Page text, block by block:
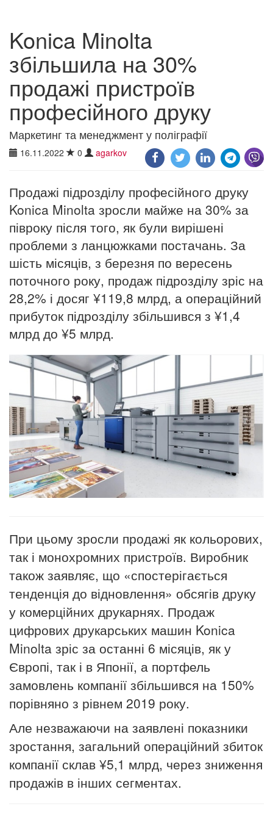
Konica Minolta
збільшила на 30%
продажі пристроїв
професійного друку
Маркетинг та менеджмент у поліграфії
16.11.2022 0 agarkov
Продажі підрозділу професійного друку
Konica Minolta зросли майже на 30% за
півроку після того, як були вирішені
проблеми з ланцюжками постачань. За
шість місяців, з березня по вересень
поточного року, продаж підрозділу зріс на
28,2% і досяг ¥119,8 млрд, а операційний
прибуток підрозділу збільшився з ¥1,4
млрд до ¥5 млрд.
При цьому зросли продажі як кольорових,
так і монохромних пристроїв. Виробник
також заявляє, що «спостерігається
тенденція до відновлення» обсягів друку
у комерційних друкарнях. Продаж
цифрових друкарських машин Konica
Minolta зріс за останні 6 місяців, як у
Європі, так і в Японії, а портфель
замовлень компанії збільшився на 150%
порівняно з рівнем 2019 року.
Але незважаючи на заявлені показники
зростання, загальний операційний збиток
компанії склав ¥5,1 млрд, через зниження
продажів в інших сегментах.